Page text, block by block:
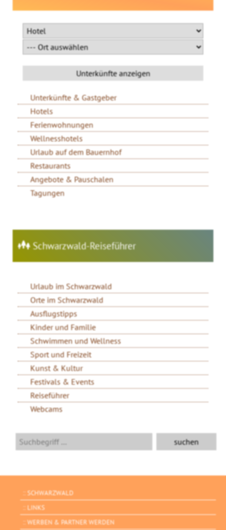
Unterkünfte & Gastgeber
Hotels
Ferienwohnungen
Wellnesshotels
Urlaub auf dem Bauernhof
Restaurants
Angebote & Pauschalen
Tagungen
Schwarzwald-Reiseführer
Urlaub im Schwarzwald
Orte im Schwarzwald
Ausflugstipps
Kinder und Familie
Schwimmen und Wellness
Sport und Freizeit
Kunst & Kultur
Festivals & Events
Reiseführer
Webcams
SCHWARZWALD
LINKS
WERBEN & PARTNER WERDEN